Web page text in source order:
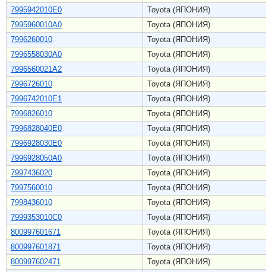
7995942010E0
Toyota (ЯПОНИЯ)
7995960010A0
Toyota (ЯПОНИЯ)
7996260010
Toyota (ЯПОНИЯ)
7996558030A0
Toyota (ЯПОНИЯ)
7996560021A2
Toyota (ЯПОНИЯ)
7996726010
Toyota (ЯПОНИЯ)
7996742010E1
Toyota (ЯПОНИЯ)
7996826010
Toyota (ЯПОНИЯ)
7996828040E0
Toyota (ЯПОНИЯ)
7996928030E0
Toyota (ЯПОНИЯ)
7996928050A0
Toyota (ЯПОНИЯ)
7997436020
Toyota (ЯПОНИЯ)
7997560010
Toyota (ЯПОНИЯ)
7998436010
Toyota (ЯПОНИЯ)
7999353010C0
Toyota (ЯПОНИЯ)
800997601671
Toyota (ЯПОНИЯ)
800997601871
Toyota (ЯПОНИЯ)
800997602471
Toyota (ЯПОНИЯ)